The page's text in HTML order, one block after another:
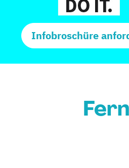
Infobroschüre